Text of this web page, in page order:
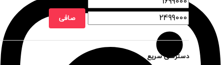
صافی
دسترسی سریع